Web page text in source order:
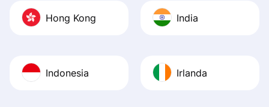
Hong Kong India
Indonesia Irlanda